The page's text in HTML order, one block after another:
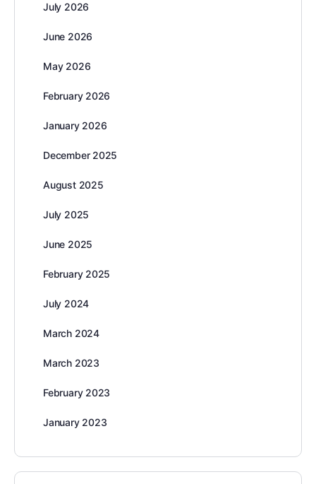
July 2026
June 2026
May 2026
February 2026
January 2026
December 2025
August 2025
July 2025
June 2025
February 2025
July 2024
March 2024
March 2023
February 2023
January 2023